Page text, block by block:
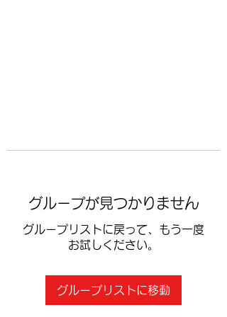
グループが見つかりません
グループリストに戻って、もう一度
お試しください。
グループリストに移動